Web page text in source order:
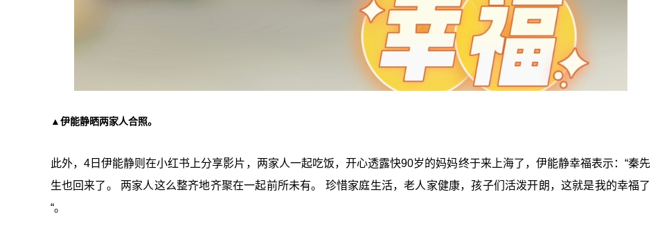
▲伊能静晒两家人合照。
此外，4日伊能静则在小红书上分享影片，两家人一起吃饭，开心透露快90岁的妈妈终于来上海了，伊能静幸福表示：“秦先
生也回来了。 两家人这么整齐地齐聚在一起前所未有。 珍惜家庭生活，老人家健康，孩子们活泼开朗，这就是我的幸福了
“。